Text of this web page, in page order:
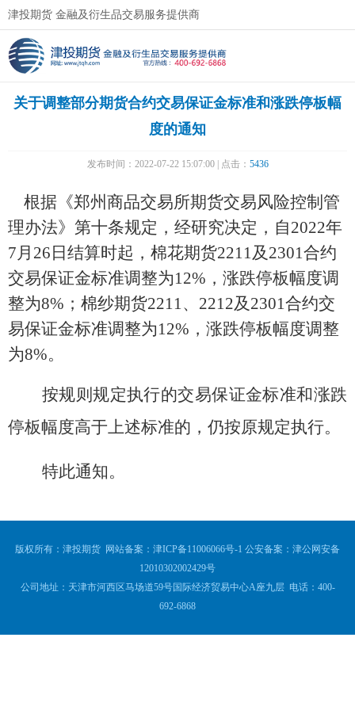
津投期货 金融及衍生品交易服务提供商
关于调整部分期货合约交易保证金标准和涨跌停板幅
度的通知
发布时间：2022-07-22 15:07:00 | 点击： 5436
根据《郑州商品交易所期货交易风险控制管
理办法》第十条规定，经研究决定，自2022年
7月26日结算时起，棉花期货2211及2301合约
交易保证金标准调整为12%，涨跌停板幅度调
整为8%；棉纱期货2211、2212及2301合约交
易保证金标准调整为12%，涨跌停板幅度调整
为8%。
按规则规定执行的交易保证金标准和涨跌
停板幅度高于上述标准的，仍按原规定执行。
特此通知。
版权所有：津投期货 网站备案： 津ICP备11006066号-1 公安备案： 津公网安备
12010302002429号
公司地址：天津市河西区马场道59号国际经济贸易中心A座九层 电话：400-
692-6868